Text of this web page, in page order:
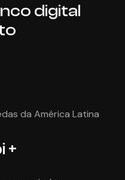
digital
da América Latina
+